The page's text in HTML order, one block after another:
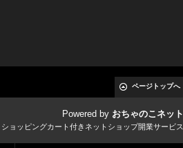
ページトップへ
Powered by おちゃのこネット
ョッピングカート付きネットショップ開業サービス